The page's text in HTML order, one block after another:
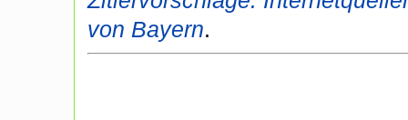
von Bayern.